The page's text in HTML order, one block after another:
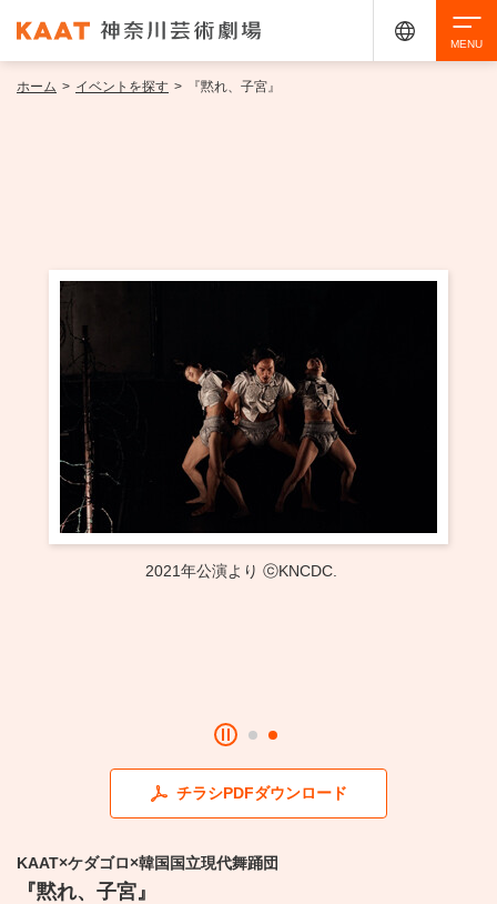
イベントを探す
・ イベント一覧
・ イベントカレンダー
ご来場案内
・ 館内サービス・アクセシビリティ
・ フロアマップ
・ レストラン/カフェ
施設を借りる
KAATについて
・ フロアマップ
・ レストラン/カフェ
ホーム > イベントを探す > 『黙れ、子宮』
2021年公演より ⓒKNCDC.
チラシPDFダウンロード
KAAT×ケダゴロ×韓国国立現代舞踊団
『黙れ、子宮』